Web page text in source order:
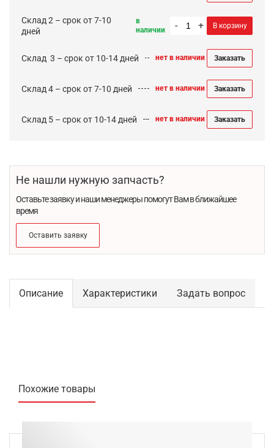
Склад 2 – срок от 7-10
дней
в
наличии
- + В корзину
Cклад 3 – срок от 10-14 дней нет в наличии Заказать
Склад 4 – срок от 7-10 дней нет в наличии Заказать
Склад 5 – срок от 10-14 дней нет в наличии Заказать
Не нашли нужную запчасть?
Оставьте заявку и наши менеджеры помогут Вам в ближайшее
время
Оставить заявку
Описание Характеристики Задать вопрос
Похожие товары